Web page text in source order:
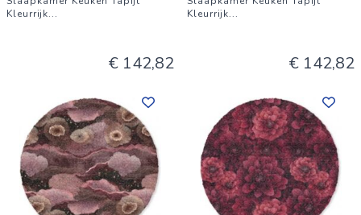
mandala patroon..
Kleurrijk...
€ 142,82
Kleurrijk...
€ 142,82